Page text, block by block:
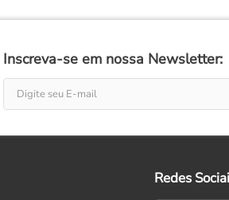
Inscreva-se em nossa Newsletter:
Redes